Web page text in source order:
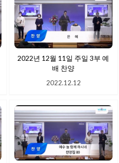
2022년 12월 11일 주일 3부 예
배 찬양
2022.12.12